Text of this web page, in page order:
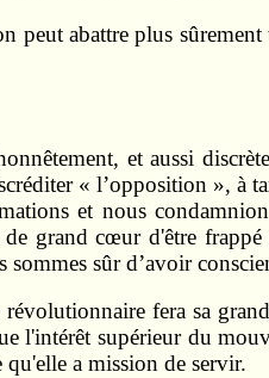
peut abattre plus
et aussi
« l’opposition », à
et nous
grand cœur d'être
sûr d’avoir
fera sa
l'intérêt supérieur du
qu'elle a mission de servir.